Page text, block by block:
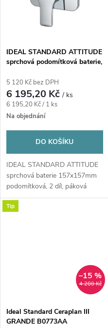
IDEAL STANDARD ATTITUDE
sprchová podomítková baterie,
5 120 Kč bez DPH
6 195,20 Kč/ ks
Měrná
cena:
6 195,20 Kč / 1 ks
Na objednání
DO KOŠÍKU
IDEAL STANDARD ATTITUDE
sprchová baterie 157x157mm
podomítková, 2 díl, páková
chrom
Tip
4 200 Kč
–15 %
Ideal Standard Ceraplan III
GRANDE B0773AA